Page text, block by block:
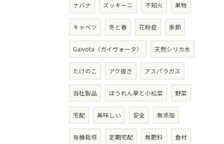
ナバナ ズッキーニ 不知火 果物
キャベツ 冬と春 花粉症 季節
Gaivota（ガイヴォータ） 天然シリカ水
たけのこ アク抜き アスパラガス
当社製品 ほうれん草と小松菜 野菜
宅配 美味しい 安全 無添加
有機栽培 定期宅配 無肥料 食材